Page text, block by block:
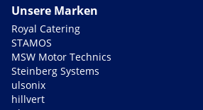
Unsere Marken
Royal Catering
STAMOS
MSW Motor Technics
Steinberg Systems
ulsonix
hillvert